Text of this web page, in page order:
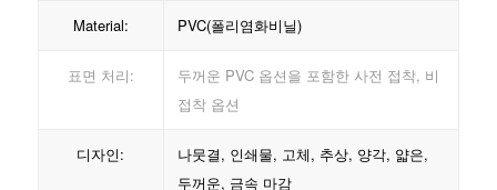
Material: PVC(폴리염화비닐)
표면 처리:
두꺼운 PVC 옵션을 포함한 사전 접착, 비
접착 옵션
디자인:
나뭇결, 인쇄물, 고체, 추상, 양각, 얇은,
두꺼운, 금속 마감